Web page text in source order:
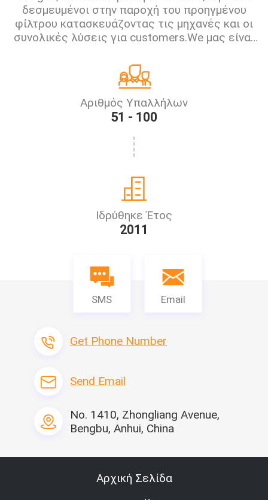
δεσμευμένοι στην παροχή του προηγμένου
φίλτρου κατασκευάζοντας τις μηχανές και οι
συνολικές λύσεις για customers.We μας είναι
ειδών εξοπλισμών φίλτρων, που
χρησιμοποιούνται ευρέως στα αυτοκινητικά
φίλτ...
Αριθμός Υπαλλήλων
51 - 100
Ιδρύθηκε Έτος
2011
SMS Email
Get Phone Number
Send Email
No. 1410, Zhongliang Avenue,
Bengbu, Anhui, China
Αρχική Σελίδα